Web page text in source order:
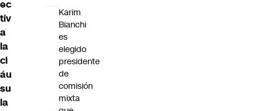
ec
tiv
a
la
cl
áu
su
la
Karim
Bianchi
es
elegido
presidente
de
comisión
mixta